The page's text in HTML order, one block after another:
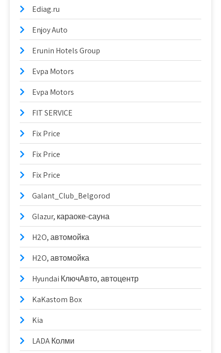
Ediag.ru
Enjoy Auto
Erunin Hotels Group
Evpa Motors
Evpa Motors
FIT SERVICE
Fix Price
Fix Price
Fix Price
Galant_Club_Belgorod
Glazur, караоке-сауна
H2O, автомойка
H2O, автомойка
Hyundai КлючАвто, автоцентр
KaKastom Box
Kia
LADA Колми